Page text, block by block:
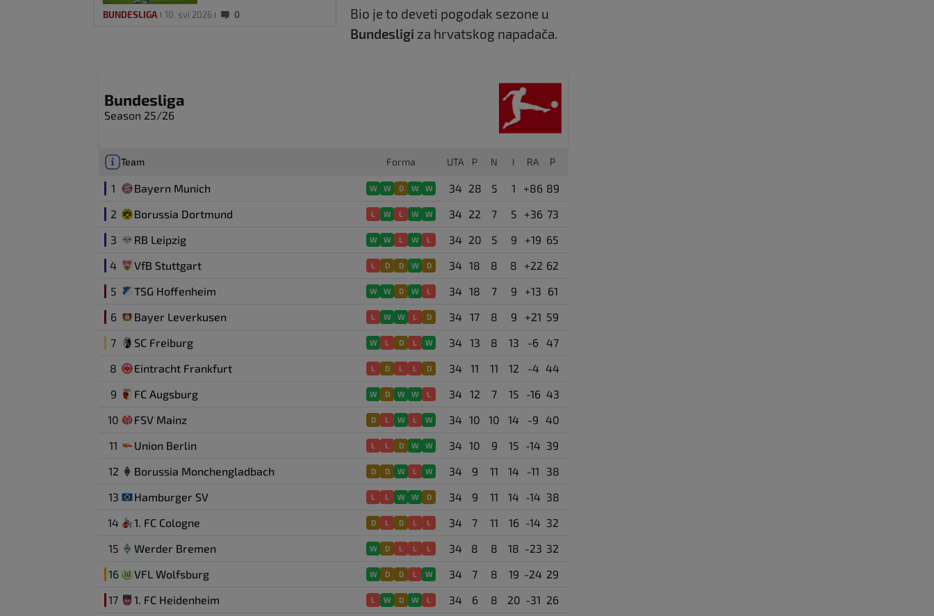
crveni karton!
BUNDESLIGA 10. svi 2026 0
Bio je to deveti pogodak sezone u
Bundesligi za hrvatskog napadača.
Bundesliga
Season 25/26
Team Forma UTA P N I RA P
1 Bayern Munich W W D W W 34 28 5 1 +86 89
2
Borussia Dortmund L W L W W 34 22 7 5 +36 73
3
RB Leipzig W W L W L 34 20 5 9 +19 65
4
VfB Stuttgart L D D W D 34 18 8 8 +22 62
5
TSG Hoffenheim W W D W L 34 18 7 9 +13 61
6
Bayer Leverkusen L W W L D 34 17 8 9 +21 59
7
SC Freiburg W L D L W 34 13 8 13 -6 47
8
Eintracht Frankfurt L D L L D 34 11 11 12 -4 44
9
FC Augsburg W D W W L 34 12 7 15 -16 43
10
FSV Mainz D L W L W 34 10 10 14 -9 40
11
Union Berlin L L D W W 34 10 9 15 -14 39
12
Borussia Monchengladbach D D W L W 34 9 11 14 -11
38
13
Hamburger SV L L W W D 34 9 11 14 -14 38
14
1. FC Cologne D L D L L 34 7 11 16 -14 32
15
Werder Bremen W D L L L 34 8 8 18 -23 32
16
VFL Wolfsburg W D D L W 34 7 8 19 -24 29
17
1. FC Heidenheim L W D W L 34 6 8 20 -31 26